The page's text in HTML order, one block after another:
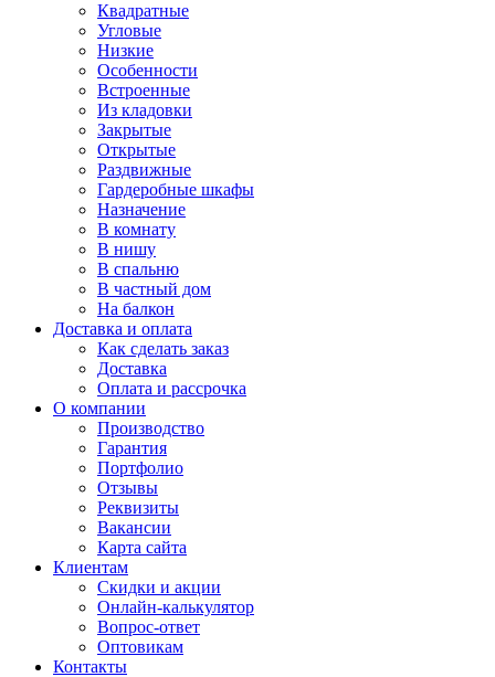
Квадратные
Угловые
Низкие
Особенности
Встроенные
Из кладовки
Закрытые
Открытые
Раздвижные
Гардеробные шкафы
Назначение
В комнату
В нишу
В спальню
В частный дом
На балкон
Доставка и оплата
Как сделать заказ
Доставка
Оплата и рассрочка
О компании
Производство
Гарантия
Портфолио
Отзывы
Реквизиты
Вакансии
Карта сайта
Клиентам
Скидки и акции
Онлайн-калькулятор
Вопрос-ответ
Оптовикам
Контакты